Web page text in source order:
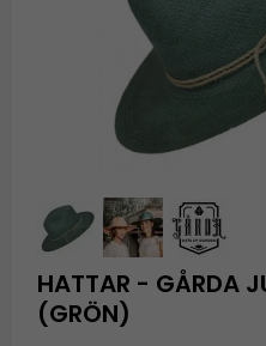
HATTAR - GÅRDA
(GRÖN)